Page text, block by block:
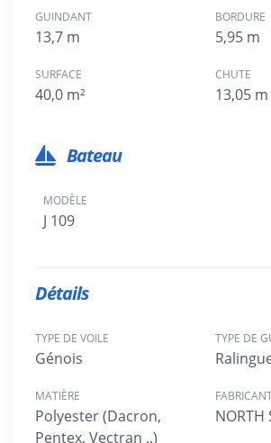
GUINDANT
13,7 m
BORDURE
5,95 m
SURFACE
40,0 m²
CHUTE
13,05 m
Bateau
MODÈLE
J 109
Détails
TYPE DE VOILE
Génois
TYPE DE
MATIÈRE
Polyester (Dacron,
Pentex, Vectran ..)
NORTH